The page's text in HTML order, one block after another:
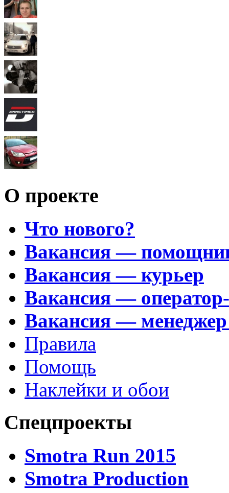
О проекте
Что нового?
Вакансия —
Вакансия — курьер
Вакансия —
Вакансия —
Правила
Помощь
Наклейки и обои
Спецпроекты
Smotra Run 2015
Smotra Production